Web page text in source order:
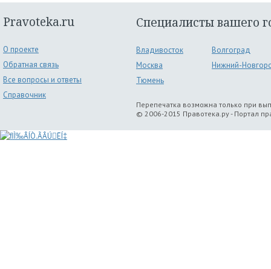
Pravoteka.ru
О проекте
Обратная связь
Все вопросы и ответы
Справочник
Специалисты вашего
Владивосток
Волгоград
Москва
Нижний-
Тюмень
Перепечатка возможна только при
© 2006-2015 Правотека.ру - Портал